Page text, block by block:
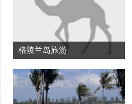
格陵兰岛旅游